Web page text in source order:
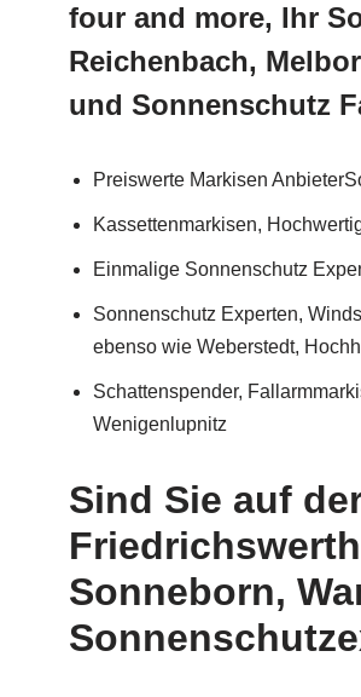
four and more, Ihr
Reichenbach,
und Sonnenschutz
Preiswerte Markisen
Kassettenmarkisen,
Einmalige Sonnenschutz
Sonnenschutz Experten,
ebenso wie Weberstedt,
Schattenspender,
Wenigenlupnitz
Sind Sie auf
Sonneborn,